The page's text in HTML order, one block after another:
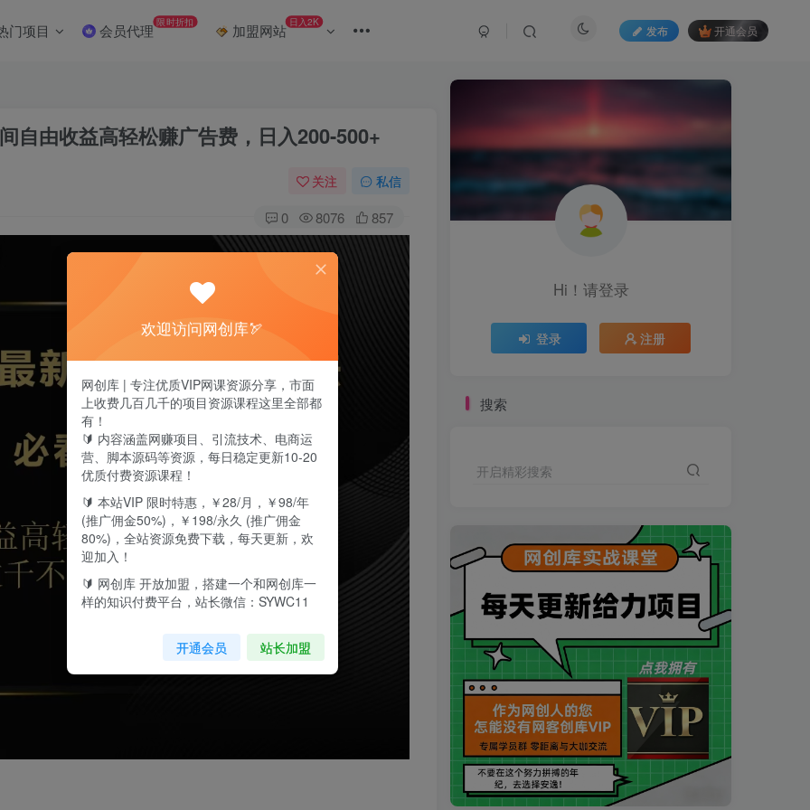
门项目 会员代理 限时折扣 加盟网站 日入2K
发布 开通会员
自由收益高轻松赚广告费，日入200-500+
关注 私信
0 8076 857
Hi！请登录
登录 注册
搜索
开启精彩搜索
买VIP会员或加盟商-全年最低价-立即抢额
欢迎访问网创库🏹
网创库 | 专注优质VIP网课资源分享，市面
上收费几百几千的项目资源课程这里全部都
有！
🔰 内容涵盖网赚项目、引流技术、电商运
营、脚本源码等资源，每日稳定更新10-20
优质付费资源课程！
🔰 本站VIP 限时特惠，￥28/月，￥98/年
(推广佣金50%)，￥198/永久 (推广佣金
80%)，全站资源免费下载，每天更新，欢
迎加入！
🔰 网创库 开放加盟，搭建一个和网创库一
样的知识付费平台，站长微信：SYWC11
开通会员 站长加盟